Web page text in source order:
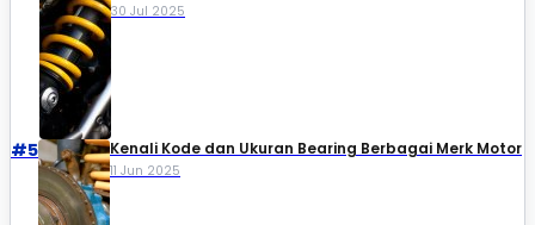
30 Jul 2025
#5 Kenali Kode dan Ukuran Bearing Berbagai Merk Motor
11 Jun 2025